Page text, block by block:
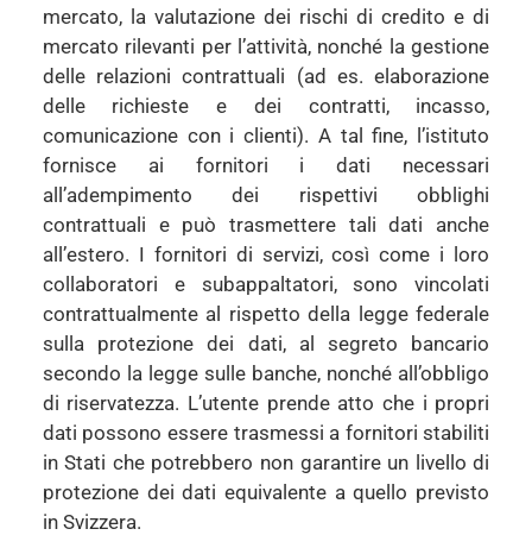
mercato, la valutazione dei rischi di credito e di
mercato rilevanti per l’attività, nonché la gestione
delle relazioni contrattuali (ad es. elaborazione
delle richieste e dei contratti, incasso,
comunicazione con i clienti). A tal fine, l’istituto
fornisce ai fornitori i dati necessari
all’adempimento dei rispettivi obblighi
contrattuali e può trasmettere tali dati anche
all’estero. I fornitori di servizi, così come i loro
collaboratori e subappaltatori, sono vincolati
contrattualmente al rispetto della legge federale
sulla protezione dei dati, al segreto bancario
secondo la legge sulle banche, nonché all’obbligo
di riservatezza. L’utente prende atto che i propri
dati possono essere trasmessi a fornitori stabiliti
in Stati che potrebbero non garantire un livello di
protezione dei dati equivalente a quello previsto
in Svizzera.